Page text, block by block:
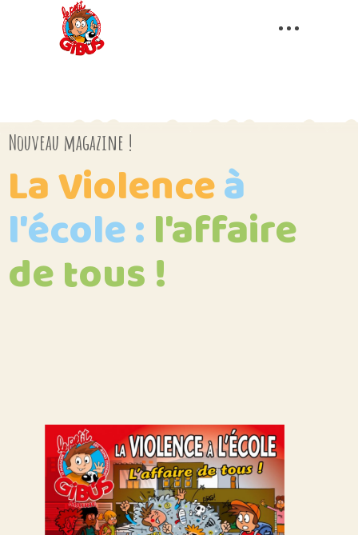
Nouveau magazine !
La Violenceà
l'école: l'affaire
detous !